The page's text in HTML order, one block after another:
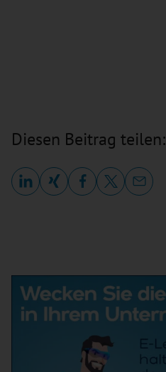
Diesen Beitrag teilen: